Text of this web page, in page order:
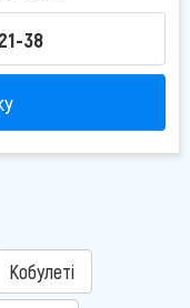
38
Кобулеті